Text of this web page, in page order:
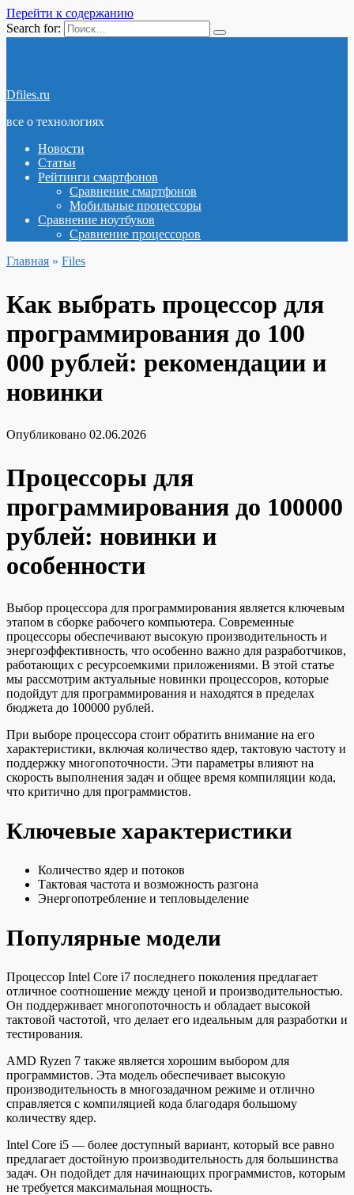
Перейти к содержанию
Search for:
Dfiles.ru
все о технологиях
Новости
Статьи
Рейтинги смартфонов
Сравнение смартфонов
Мобильные процессоры
Сравнение ноутбуков
Сравнение процессоров
Главная » Files
Как выбрать процессор для
программирования до 100
000 рублей: рекомендации и
новинки
Опубликовано 02.06.2026
Процессоры для
программирования до 100000
рублей: новинки и
особенности
Выбор процессора для программирования является ключевым
этапом в сборке рабочего компьютера. Современные
процессоры обеспечивают высокую производительность и
энергоэффективность, что особенно важно для разработчиков,
работающих с ресурсоемкими приложениями. В этой статье
мы рассмотрим актуальные новинки процессоров, которые
подойдут для программирования и находятся в пределах
бюджета до 100000 рублей.
При выборе процессора стоит обратить внимание на его
характеристики, включая количество ядер, тактовую частоту и
поддержку многопоточности. Эти параметры влияют на
скорость выполнения задач и общее время компиляции кода,
что критично для программистов.
Ключевые характеристики
Количество ядер и потоков
Тактовая частота и возможность разгона
Энергопотребление и тепловыделение
Популярные модели
Процессор Intel Core i7 последнего поколения предлагает
отличное соотношение между ценой и производительностью.
Он поддерживает многопоточность и обладает высокой
тактовой частотой, что делает его идеальным для разработки и
тестирования.
AMD Ryzen 7 также является хорошим выбором для
программистов. Эта модель обеспечивает высокую
производительность в многозадачном режиме и отлично
справляется с компиляцией кода благодаря большому
количеству ядер.
Intel Core i5 — более доступный вариант, который все равно
предлагает достойную производительность для большинства
задач. Он подойдет для начинающих программистов, которым
не требуется максимальная мощность.